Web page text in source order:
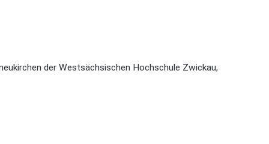
der Westsächsischen Hochschule Zwickau,